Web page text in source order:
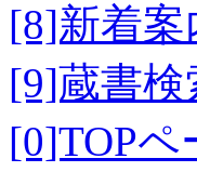
[8]新着
[9]蔵書
[0]TOPペ